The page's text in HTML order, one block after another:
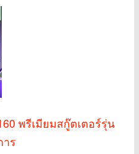
พรีเมียมสกู๊ตเตอร์รุ่น
ร